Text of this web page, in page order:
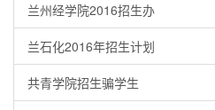
兰州经学院2016招生办
兰石化2016年招生计划
共青学院招生骗学生